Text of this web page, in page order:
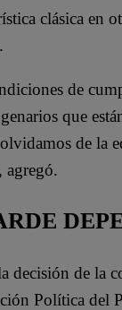
clásica en
de
que
de la
agregó.
de la
Política del